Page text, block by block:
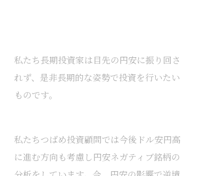
私たち長期投資家は目先の円安に振り回さ
れず、是非長期的な姿勢で投資を行いたい
ものです。
私たちつばめ投資顧問では今後ドル安円高
に進む方向も考慮し円安ネガティブ銘柄の